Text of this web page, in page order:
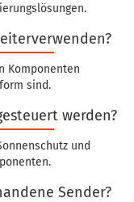
Komponenten
sind.
werden?
und
Sender?